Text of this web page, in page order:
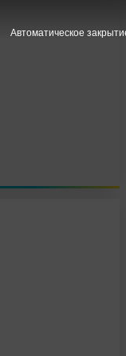
Автоматическое